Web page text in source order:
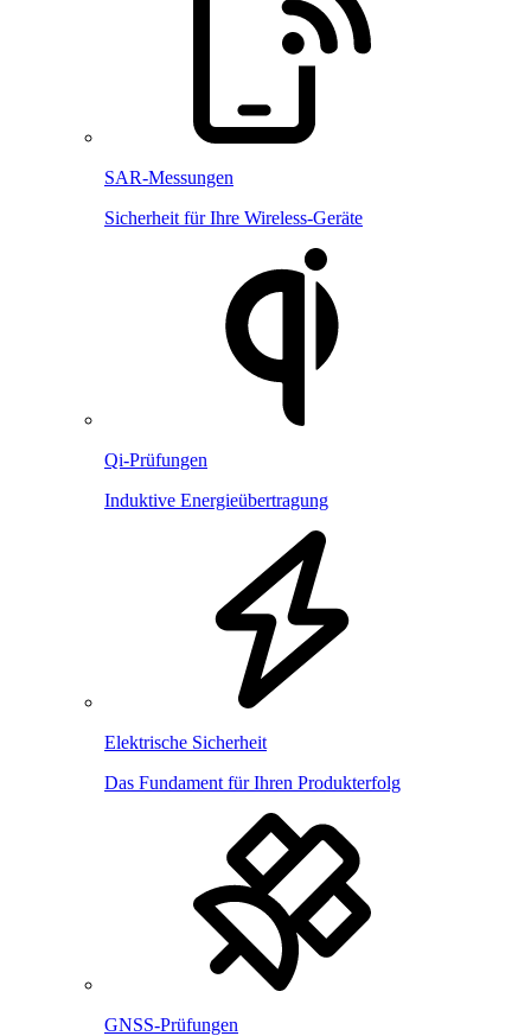
SAR-Messungen
Sicherheit für Ihre Wireless-Geräte
Qi-Prüfungen
Induktive Energieübertragung
Elektrische Sicherheit
Das Fundament für Ihren Produkterfolg
GNSS-Prüfungen